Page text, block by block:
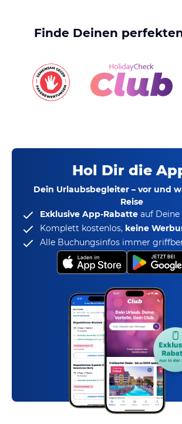
Finde Deinen
Hol Dir die
Dein Urlaubsbegleiter – vor und
Reise
Exklusive App-Rabatte auf
Komplett kostenlos, keine
Alle Buchungsinfos immer